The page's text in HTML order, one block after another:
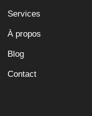
Services
À propos
Blog
Contact